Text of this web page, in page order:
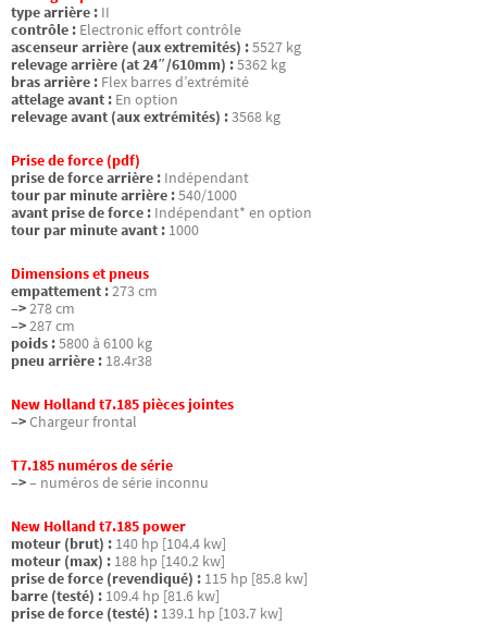
type arrière : II
contrôle : Electronic effort contrôle
ascenseur arrière (aux extremités) :5527 kg
relevage arrière (at 24″/610mm) :5362 kg
bras arrière : Flex barres d’extrémité
attelage avant : En option
relevage avant (aux extrémités) :3568 kg
Prise de force (pdf)
prise de force arrière : Indépendant
tour par minute arrière :540/1000
avant prise de force : Indépendant* en option
tour par minute avant : 1000
Dimensions et pneus
empattement :273 cm
–>278 cm
–>287 cm
poids :5800 à 6100 kg
pneu arrière : 18.4r38
New Holland t7.185 pièces jointes
–>Chargeur frontal
T7.185 numéros de série
–>– numéros de série inconnu
New Holland t7.185 power
moteur (brut) : 140 hp [104.4 kw]
moteur (max) : 188 hp [140.2 kw]
prise de force (revendiqué) : 115 hp [85.8 kw]
barre (testé) : 109.4 hp [81.6 kw]
prise de force (testé) : 139.1 hp [103.7 kw]